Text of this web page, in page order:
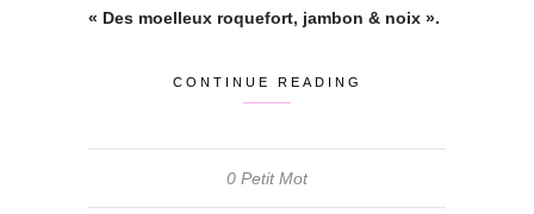
« Des moelleux roquefort, jambon & noix ».
CONTINUE READING
0 Petit Mot